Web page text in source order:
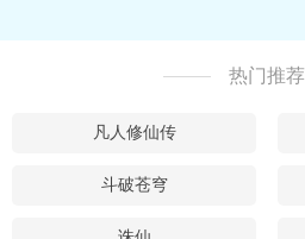
热门推荐
凡人修仙传
斗破苍穹